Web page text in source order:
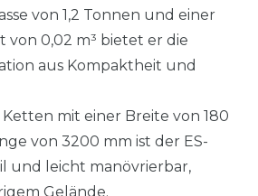
von 1,2 Tonnen und einer
von 0,02 m³ bietet er die
aus Kompaktheit und
mit einer Breite von 180
von 3200 mm ist der ES-
und leicht manövrierbar,
Gelände.